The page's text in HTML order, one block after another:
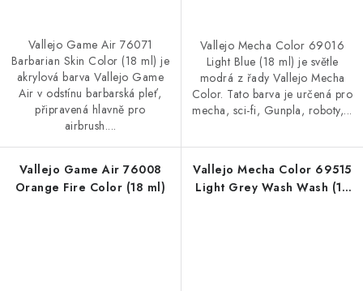
Vallejo Game Air 76071
Barbarian Skin Color (18 ml) je
akrylová barva Vallejo Game
Air v odstínu barbarská pleť,
připravená hlavně pro
airbrush....
Vallejo Mecha Color 69016
Light Blue (18 ml) je světle
modrá z řady Vallejo Mecha
Color. Tato barva je určená pro
mecha, sci-fi, Gunpla, roboty,...
Vallejo Game Air 76008
Orange Fire Color (18 ml)
Vallejo Mecha Color 69515
Light Grey Wash Wash (18